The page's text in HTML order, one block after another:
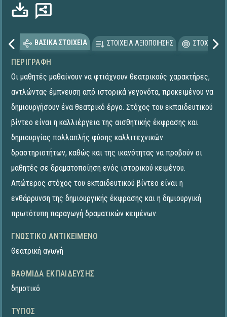
ΒΑΣΙΚΑ ΣΤΟΙΧΕΙΑ ΣΤΟΙΧΕΙΑ ΑΞΙΟΠΟΙΗΣΗΣ
ΠΕΡΙΓΡΑΦΉ
Οι μαθητές μαθαίνουν να φτιάχνουν θεατρικούς χαρακτήρες,
αντλώντας έμπνευση από ιστορικά γεγονότα, προκειμένου να
δημιουργήσουν ένα θεατρικό έργο. Στόχος του εκπαιδευτικού
βίντεο είναι η καλλιέργεια της αισθητικής έκφρασης και
δημιουργίας πολλαπλής φύσης καλλιτεχνικών
δραστηριοτήτων, καθώς και της ικανότητας να προβούν οι
μαθητές σε δραματοποίηση ενός ιστορικού κειμένου.
Απώτερος στόχος του εκπαιδευτικού βίντεο είναι η
ενθάρρυνση της δημιουργικής έκφρασης και η δημιουργική
πρωτότυπη παραγωγή δραματικών κειμένων.
ΓΝΩΣΤΙΚΌ ΑΝΤΙΚΕΊΜΕΝΟ
Θεατρική αγωγή
ΒΑΘΜΊΔΑ ΕΚΠΑΊΔΕΥΣΗΣ
δημοτικό
ΤΎΠΟΣ